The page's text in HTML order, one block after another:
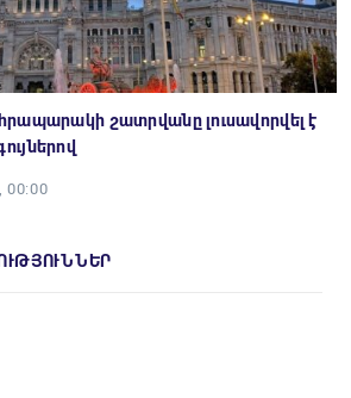
շատրվանը լուսավորվել է
00:00